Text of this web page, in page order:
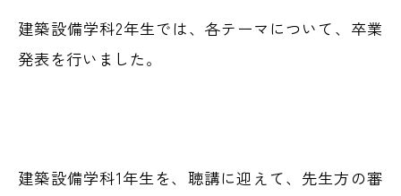
建築設備学科2年生では、各テーマについて、卒業
発表を行いました。
建築設備学科1年生を、聴講に迎えて、先生方の審